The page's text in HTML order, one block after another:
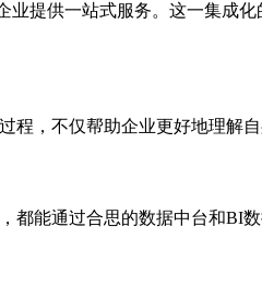
提供一站式服务。这一集成
，不仅帮助企业更好地理解
能通过合思的数据中台和BI